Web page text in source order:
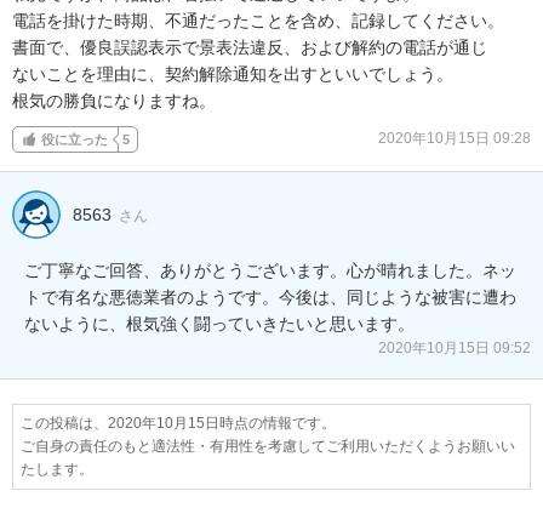
電話を掛けた時期、不通だったことを含め、記録してください。
書面で、優良誤認表示で景表法違反、および解約の電話が通じ
ないことを理由に、契約解除通知を出すといいでしょう。
根気の勝負になりますね。
役に立った 5 2020年10月15日 09:28
8563 さん
ご丁寧なご回答、ありがとうございます。心が晴れました。ネッ
トで有名な悪徳業者のようです。今後は、同じような被害に遭わ
ないように、根気強く闘っていきたいと思います。
2020年10月15日 09:52
この投稿は、2020年10月15日時点の情報です。
ご自身の責任のもと適法性・有用性を考慮してご利用いただくようお願いい
たします。